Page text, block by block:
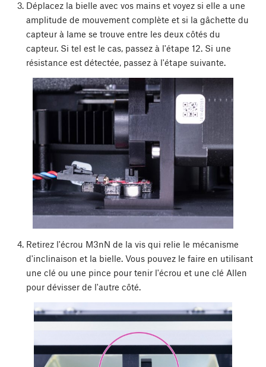
Déplacez la bielle avec vos mains et voyez si elle a une
amplitude de mouvement complète et si la gâchette du
capteur à lame se trouve entre les deux côtés du
capteur. Si tel est le cas, passez à l'étape 12. Si une
résistance est détectée, passez à l'étape suivante.
Retirez l'écrou M3nN de la vis qui relie le mécanisme
d'inclinaison et la bielle. Vous pouvez le faire en utilisant
une clé ou une pince pour tenir l'écrou et une clé Allen
pour dévisser de l'autre côté.